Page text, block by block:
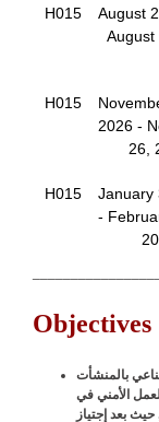
H015
August
August
H015
2026 -
26,
H015
January
-
Objectives
بالمنشأت
الأمني في
حيث بعد إجتياز